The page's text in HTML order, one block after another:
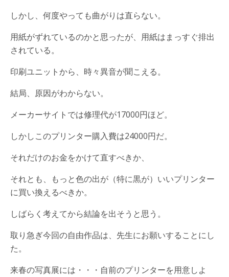
しかし、何度やっても曲がりは直らない。
用紙がずれているのかと思ったが、用紙はまっすぐ排出
されている。
印刷ユニットから、時々異音が聞こえる。
結局、原因がわからない。
メーカーサイトでは修理代が17000円ほど。
しかしこのプリンター購入費は24000円だ。
それだけのお金をかけて直すべきか、
それとも、もっと色の出が（特に黒が）いいプリンター
に買い換えるべきか。
しばらく考えてから結論を出そうと思う。
取り急ぎ今回の自由作品は、先生にお願いすることにし
た。
来春の写真展には・・・自前のプリンターを用意しよ